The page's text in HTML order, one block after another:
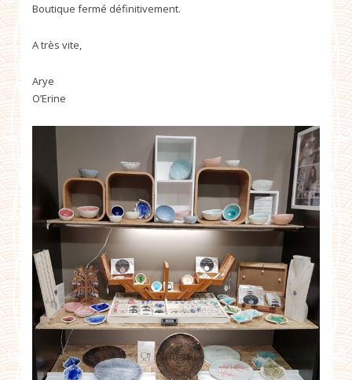
Boutique fermé définitivement.
A très vite,
Arye
O’Erine